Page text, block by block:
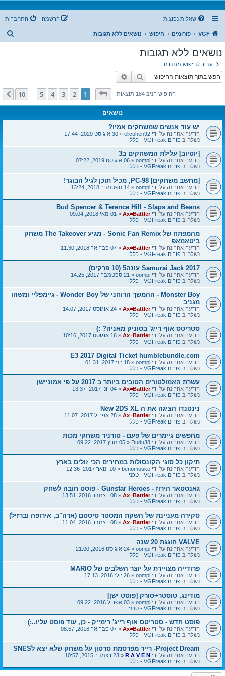
שאלות נפוצות התחברות הרשמה
VGF פורומים חיפוש נושאים ללא תגובות
ח
נושאים ללא תגובות
עבור לחיפוש מתקדם
חיפוש
החיפוש הניב 184 תוצאות דף1מתוך10
1
2
3
4
5
10 הבא
נושאים
יש עוד אנשים שמשחקים אמיו?
הודעה אחרונה על ידי elicohen92
«30 אוגוסט 2020, 17:44
נשלח בפורום VGFreak - כללי
[יוטיוב] עלילת המשחקים ב3
הודעה אחרונה על ידי oompi
«06 אוגוסט 2019, 07:22
נשלח בפורום VGFreak - כללי
[מחשב משחקים] PC-98, מכיל תוכן לגיל הבוגר!
הודעה אחרונה על ידי oompi
«14 ספטמבר 2018, 13:24
נשלח בפורום VGFreak - כללי
Bud Spencer & Terence Hill - Slaps and Beans
הודעה אחרונה על ידי Ax=Battler
«01 מאי 2018, 09:04
נשלח בפורום VGFreak - כללי
מהמפתח של Sonic Fan Remix - מגיע The Takeover משחק
ביטאמאפ
הודעה אחרונה על ידי Ax=Battler
«07 פברואר 2018, 11:30
נשלח בפורום VGFreak - כללי
Samurai Jack 2017 עונה5 (10 פרקים)
הודעה אחרונה על ידי oompi
«21 ספטמבר 2017, 14:25
נשלח בפורום VGFreak - כללי
Monster Boy - ההמשך הרוחני של Wonder Boy - גיימפליי ומשהו
מגניב
הודעה אחרונה על ידי Ax=Battler
«24 אוגוסט 2017, 14:07
נשלח בפורום VGFreak - כללי
סטריטס אוף רייג' בסוניק מאניה? :)
הודעה אחרונה על ידי Ax=Battler
«16 אוגוסט 2017, 10:16
נשלח בפורום VGFreak - כללי
E3 2017 Digital Ticket humblebundle.com
הודעה אחרונה על ידי oompi
«18 יוני 2017, 01:31
נשלח בפורום VGFreak - כללי
עשרת האמולטורים הטובים ביותר ב 2017 על פי אמוניישן
הודעה אחרונה על ידי Ax=Battler
«04 יוני 2017, 13:37
נשלח בפורום VGFreak - כללי
נינטנדו הציגה את ה New 2DS XL
הודעה אחרונה על ידי Ax=Battler
«28 אפריל 2017, 11:07
נשלח בפורום VGFreak - כללי
מחפשים גיימרים של פעם - טורניר משחקי מכות
הודעה אחרונה על ידי Dudu38
«05 מרץ 2017, 09:22
נשלח בפורום VGFreak - כללי
תיקון כל סוגי הקונסולות במחירים הכי זולים בארץ
הודעה אחרונה על ידי benomosko
«10 ינואר 2017, 12:36
נשלח בפורום VGFreak - טכני
גאנסטאר הירוז - Gunstar Heroes - פוסט חובה לשחק
הודעה אחרונה על ידי Ax=Battler
«08 דצמבר 2016, 13:51
נשלח בפורום VGFreak - כללי
סקירה מעניינת של השקת המסטר סיסטם (ארה"ב, אירופה וברזיל)
הודעה אחרונה על ידי Ax=Battler
«08 דצמבר 2016, 11:04
נשלח בפורום VGFreak - כללי
VALVE חוגגת 20 שנה
הודעה אחרונה על ידי oompi
«24 אוגוסט 2016, 21:00
נשלח בפורום VGFreak - כללי
פרודייה מצויירת על יוצר השלבים של MARIO
הודעה אחרונה על ידי oompi
«26 יולי 2016, 17:13
נשלח בפורום VGFreak - כללי
מודינג, טוסטר+סורק [פוסט ישן]
הודעה אחרונה על ידי oompi
«03 אפריל 2016, 09:22
נשלח בפורום VGFreak - טכני
פוסט חדש - סטריטס אוף רייג' רימייק - כן, עוד פוסט עליו..:)
הודעה אחרונה על ידי Ax=Battler
«07 פברואר 2016, 08:57
נשלח בפורום VGFreak - כללי
Project Dream- רייר מפרסמת סרטון על משחק שלא יצא לSNES
הודעה אחרונה על ידי R A V E N
«23 דצמבר 2015, 10:57
נשלח בפורום VGFreak - כללי